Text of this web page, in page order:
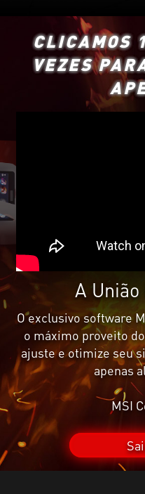
CLICAMOS
VEZES
A União
O exclusivo software
o máximo proveito
ajuste e otimize seu
apenas
MSI